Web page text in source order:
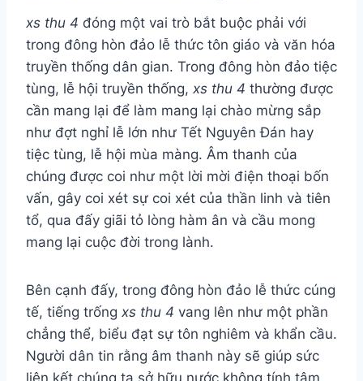
xs thu 4 đóng một vai trò bắt buộc phải với
trong đông hòn đảo lễ thức tôn giáo và văn hóa
truyền thống dân gian. Trong đông hòn đảo tiệc
tùng, lễ hội truyền thống, xs thu 4 thường được
cần mang lại để làm mang lại chào mừng sắp
như đợt nghỉ lễ lớn như Tết Nguyên Đán hay
tiệc tùng, lễ hội mùa màng. Âm thanh của
chúng được coi như một lời mời điện thoại bốn
vấn, gây coi xét sự coi xét của thần linh và tiên
tổ, qua đấy giãi tỏ lòng hàm ân và cầu mong
mang lại cuộc đời trong lành.
Bên cạnh đấy, trong đông hòn đảo lễ thức cúng
tế, tiếng trống xs thu 4 vang lên như một phần
chẳng thể, biểu đạt sự tôn nghiêm và khẩn cầu.
Người dân tin rằng âm thanh này sẽ giúp sức
liên kết chúng ta sở hữu nước không tính tâm